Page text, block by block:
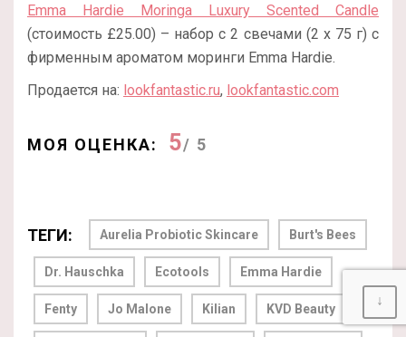
Emma Hardie Moringa Luxury Scented Candle
(стоимость £25.00) – набор с 2 свечами (2 х 75 г) с
фирменным ароматом моринги Emma Hardie.
Продается на: lookfantastic.ru, lookfantastic.com
МОЯ ОЦЕНКА: 5/ 5
ТЕГИ: Aurelia Probiotic Skincare Burt's Bees
Dr. Hauschka Ecotools Emma Hardie
Fenty Jo Malone Kilian KVD Beauty
↓